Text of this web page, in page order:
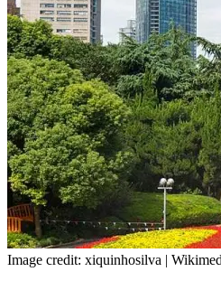
Image credit: xiquinhosilva |